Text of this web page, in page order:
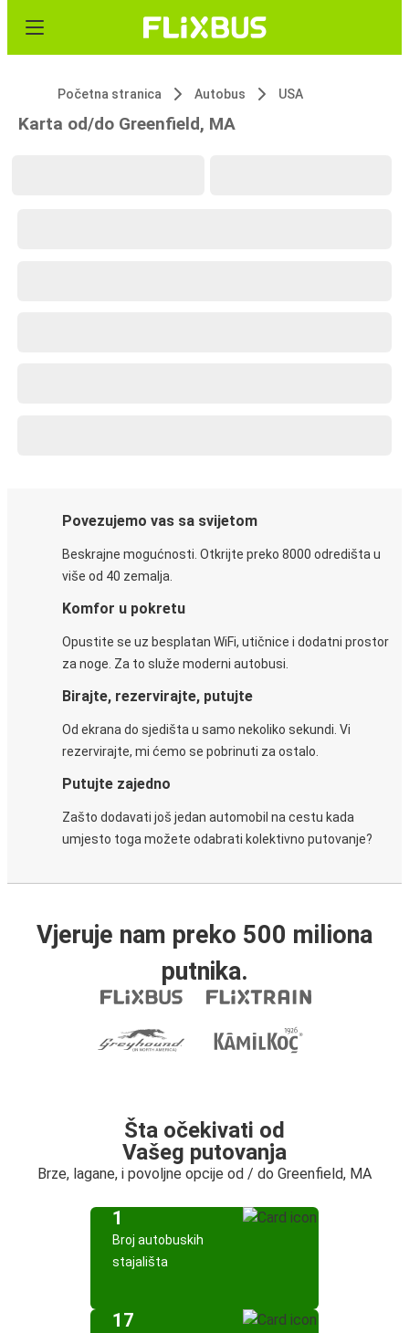
Početna stranica Autobus USA
Karta od/do Greenfield, MA
Povezujemo vas sa svijetom
Beskrajne mogućnosti. Otkrijte preko 8000 odredišta u
više od 40 zemalja.
Komfor u pokretu
Opustite se uz besplatan WiFi, utičnice i dodatni prostor
za noge. Za to služe moderni autobusi.
Birajte, rezervirajte, putujte
Od ekrana do sjedišta u samo nekoliko sekundi. Vi
rezervirajte, mi ćemo se pobrinuti za ostalo.
Putujte zajedno
Zašto dodavati još jedan automobil na cestu kada
umjesto toga možete odabrati kolektivno putovanje?
Vjeruje nam preko 500 miliona
putnika.
Šta očekivati od
Vašeg putovanja
Brze, lagane, i povoljne opcije od / do Greenfield, MA
1
Broj autobuskih
stajališta
17